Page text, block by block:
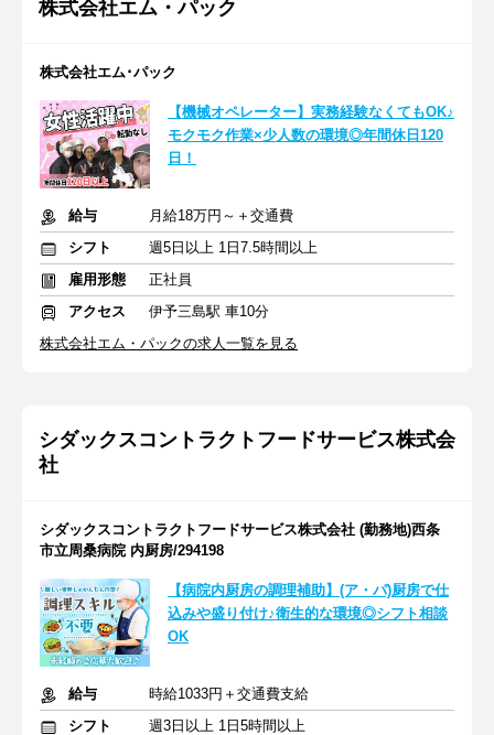
株式会社エム・パック
株式会社エム･パック
【機械オペレーター】実務経験なくてもOK♪
モクモク作業×少人数の環境◎年間休日120
日！
給与
月給18万円～＋交通費
シフト
週5日以上 1日7.5時間以上
雇用形態
正社員
アクセス
伊予三島駅 車10分
株式会社エム・パックの求人一覧を見る
シダックスコントラクトフードサービス株式会
社
シダックスコントラクトフードサービス株式会社 (勤務地)西条
市立周桑病院 内厨房/294198
【病院内厨房の調理補助】(ア・パ)厨房で仕
込みや盛り付け♪衛生的な環境◎シフト相談
OK
給与
時給1033円＋交通費支給
シフト
週3日以上 1日5時間以上